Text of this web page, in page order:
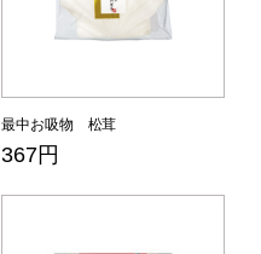
最中お吸物 松茸
367円